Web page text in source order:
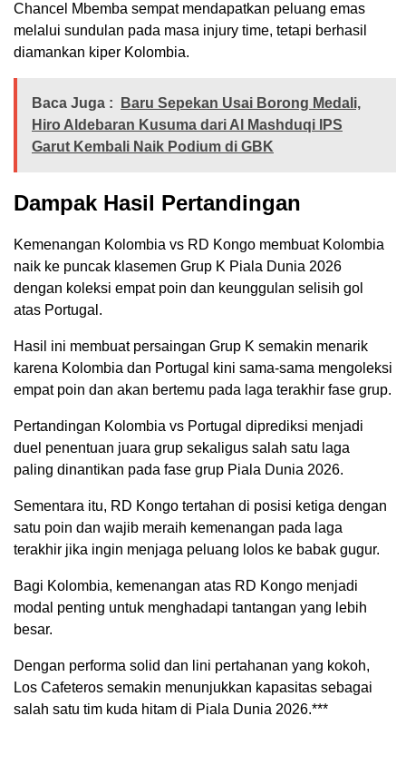
Chancel Mbemba sempat mendapatkan peluang emas
melalui sundulan pada masa injury time, tetapi berhasil
diamankan kiper Kolombia.
Baca Juga :
Baru Sepekan Usai Borong Medali,
Hiro Aldebaran Kusuma dari Al Mashduqi IPS
Garut Kembali Naik Podium di GBK
Dampak Hasil Pertandingan
Kemenangan Kolombia vs RD Kongo membuat Kolombia
naik ke puncak klasemen Grup K Piala Dunia 2026
dengan koleksi empat poin dan keunggulan selisih gol
atas Portugal.
Hasil ini membuat persaingan Grup K semakin menarik
karena Kolombia dan Portugal kini sama-sama mengoleksi
empat poin dan akan bertemu pada laga terakhir fase grup.
Pertandingan Kolombia vs Portugal diprediksi menjadi
duel penentuan juara grup sekaligus salah satu laga
paling dinantikan pada fase grup Piala Dunia 2026.
Sementara itu, RD Kongo tertahan di posisi ketiga dengan
satu poin dan wajib meraih kemenangan pada laga
terakhir jika ingin menjaga peluang lolos ke babak gugur.
Bagi Kolombia, kemenangan atas RD Kongo menjadi
modal penting untuk menghadapi tantangan yang lebih
besar.
Dengan performa solid dan lini pertahanan yang kokoh,
Los Cafeteros semakin menunjukkan kapasitas sebagai
salah satu tim kuda hitam di Piala Dunia 2026.***